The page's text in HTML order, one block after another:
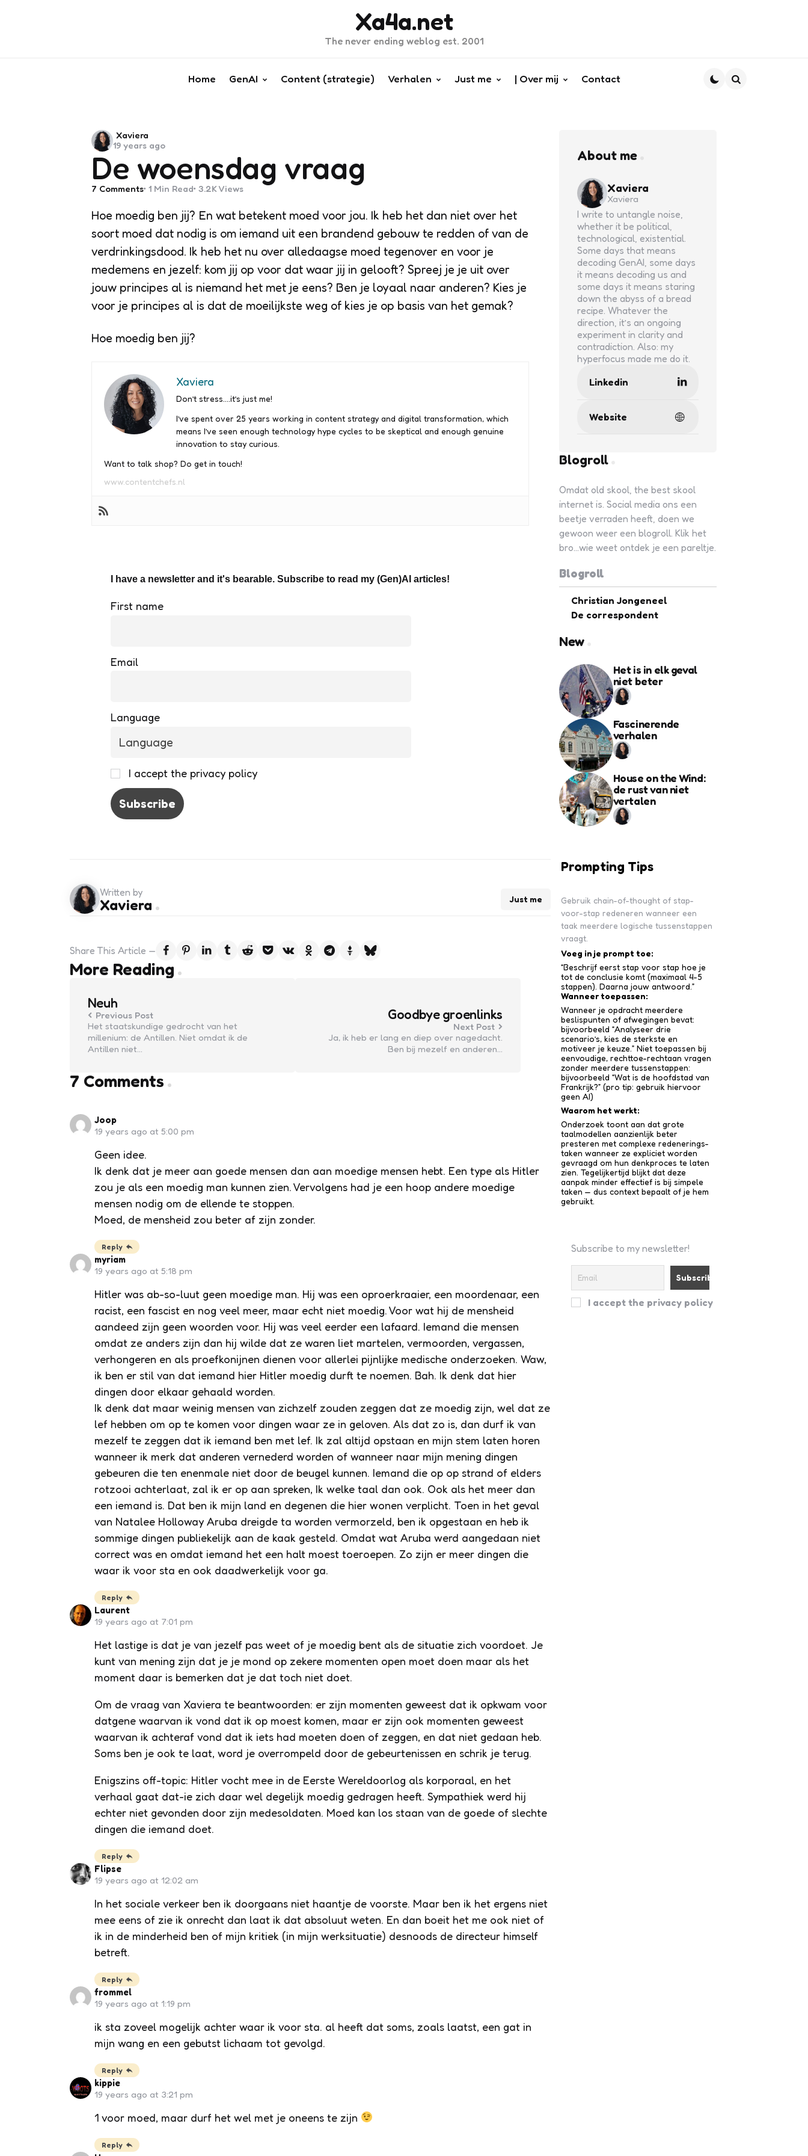
Xa4a.net
The never ending weblog est. 2001
Home GenAI Content (strategie) Verhalen Just me | Over mij Contact
De woensdag vraag
Posted
by
Xaviera
19 years ago
7 Comments 1 Min Read 3.2K Views
Hoe moedig ben jij? En wat betekent moed voor jou. Ik heb het dan niet over het
soort moed dat nodig is om iemand uit een brandend gebouw te redden of van de
verdrinkingsdood. Ik heb het nu over alledaagse moed tegenover en voor je
medemens en jezelf: kom jij op voor dat waar jij in gelooft? Spreej je je uit over
jouw principes al is niemand het met je eens? Ben je loyaal naar anderen? Kies je
voor je principes al is dat de moeilijkste weg of kies je op basis van het gemak?
Hoe moedig ben jij?
Xaviera
Don’t stress….it’s just me!
I’ve spent over 25 years working in content strategy and digital transformation, which
means I’ve seen enough technology hype cycles to be skeptical and enough genuine
innovation to stay curious.
Want to talk shop? Do get in touch!
www.contentchefs.nl
I have a newsletter and it's bearable. Subscribe to read my (Gen)AI articles!
First name
Email
Language
I accept the privacy policy
Just me
Written by
Xaviera
Share This Article
More Reading
Post
navigation
Neuh
Previous Post
Het staatskundige gedrocht van het
millenium: de Antillen. Niet omdat ik de
Antillen niet…
Goodbye groenlinks
Next Post
Ja, ik heb er lang en diep over nagedacht.
Ben bij mezelf en anderen…
7 Comments
Joop
19 years ago at 5:00 pm
Geen idee.
Ik denk dat je meer aan goede mensen dan aan moedige mensen hebt. Een type als Hitler
zou je als een moedig man kunnen zien. Vervolgens had je een hoop andere moedige
mensen nodig om de ellende te stoppen.
Moed, de mensheid zou beter af zijn zonder.
Reply
myriam
19 years ago at 5:18 pm
Hitler was ab-so-luut geen moedige man. Hij was een oproerkraaier, een moordenaar, een
racist, een fascist en nog veel meer, maar echt niet moedig. Voor wat hij de mensheid
aandeed zijn geen woorden voor. Hij was veel eerder een lafaard. Iemand die mensen
omdat ze anders zijn dan hij wilde dat ze waren liet martelen, vermoorden, vergassen,
verhongeren en als proefkonijnen dienen voor allerlei pijnlijke medische onderzoeken. Waw,
ik ben er stil van dat iemand hier Hitler moedig durft te noemen. Bah. Ik denk dat hier
dingen door elkaar gehaald worden.
Ik denk dat maar weinig mensen van zichzelf zouden zeggen dat ze moedig zijn, wel dat ze
lef hebben om op te komen voor dingen waar ze in geloven. Als dat zo is, dan durf ik van
mezelf te zeggen dat ik iemand ben met lef. Ik zal altijd opstaan en mijn stem laten horen
wanneer ik merk dat anderen vernederd worden of wanneer naar mijn mening dingen
gebeuren die ten enenmale niet door de beugel kunnen. Iemand die op op strand of elders
rotzooi achterlaat, zal ik er op aan spreken, Ik welke taal dan ook. Ook als het meer dan
een iemand is. Dat ben ik mijn land en degenen die hier wonen verplicht. Toen in het geval
van Natalee Holloway Aruba dreigde ta worden vermorzeld, ben ik opgestaan en heb ik
sommige dingen publiekelijk aan de kaak gesteld. Omdat wat Aruba werd aangedaan niet
correct was en omdat iemand het een halt moest toeroepen. Zo zijn er meer dingen die
waar ik voor sta en ook daadwerkelijk voor ga.
Reply
Laurent
19 years ago at 7:01 pm
Het lastige is dat je van jezelf pas weet of je moedig bent als de situatie zich voordoet. Je
kunt van mening zijn dat je je mond op zekere momenten open moet doen maar als het
moment daar is bemerken dat je dat toch niet doet.
Om de vraag van Xaviera te beantwoorden: er zijn momenten geweest dat ik opkwam voor
datgene waarvan ik vond dat ik op moest komen, maar er zijn ook momenten geweest
waarvan ik achteraf vond dat ik iets had moeten doen of zeggen, en dat niet gedaan heb.
Soms ben je ook te laat, word je overrompeld door de gebeurtenissen en schrik je terug.
Enigszins off-topic: Hitler vocht mee in de Eerste Wereldoorlog als korporaal, en het
verhaal gaat dat-ie zich daar wel degelijk moedig gedragen heeft. Sympathiek werd hij
echter niet gevonden door zijn medesoldaten. Moed kan los staan van de goede of slechte
dingen die iemand doet.
Reply
Flipse
19 years ago at 12:02 am
In het sociale verkeer ben ik doorgaans niet haantje de voorste. Maar ben ik het ergens niet
mee eens of zie ik onrecht dan laat ik dat absoluut weten. En dan boeit het me ook niet of
ik in de minderheid ben of mijn kritiek (in mijn werksituatie) desnoods de directeur himself
betreft.
Reply
frommel
19 years ago at 1:19 pm
ik sta zoveel mogelijk achter waar ik voor sta. al heeft dat soms, zoals laatst, een gat in
mijn wang en een gebutst lichaam tot gevolgd.
Reply
kippie
19 years ago at 3:21 pm
1 voor moed, maar durf het wel met je oneens te zijn
Reply
About me
Xaviera
Xaviera
I write to untangle noise,
whether it be political,
technological, existential.
Some days that means
decoding GenAI, some days
it means decoding us and
some days it means staring
down the abyss of a bread
recipe. Whatever the
direction, it’s an ongoing
experiment in clarity and
contradiction. Also: my
hyperfocus made me do it.
Linkedin
Website
Blogroll
Omdat old skool, the best skool
internet is. Social media ons een
beetje verraden heeft, doen we
gewoon weer een blogroll. Klik het
bro...wie weet ontdek je een pareltje.
Blogroll
Christian Jongeneel
De correspondent
New
Het is in elk geval
niet beter
Fascinerende
verhalen
House on the Wind:
de rust van niet
vertalen
Prompting Tips
Gebruik chain-of-thought of stap-
voor-stap redeneren wanneer een
taak meerdere logische tussenstappen
vraagt.
Voeg in je prompt toe:
“Beschrijf eerst stap voor stap hoe je
tot de conclusie komt (maximaal 4-5
stappen). Daarna jouw antwoord.”
Wanneer toepassen:
Wanneer je opdracht meerdere
beslispunten of afwegingen bevat:
bijvoorbeeld “Analyseer drie
scenario’s, kies de sterkste en
motiveer je keuze.” Niet toepassen bij
eenvoudige, rechttoe-recht­aan vragen
zonder meerdere tussen­stappen:
bijvoorbeeld “Wat is de hoofdstad van
Frankrijk?” (pro tip: gebruik hiervoor
geen AI)
Waarom het werkt:
Onderzoek toont aan dat grote
taalmodellen aanzienlijk beter
presteren met complexe redenerings­
taken wanneer ze expliciet worden
gevraagd om hun denkproces te laten
zien. Tegelijkertijd blijkt dat deze
aanpak minder effectief is bij simpele
taken — dus context bepaalt of je hem
gebruikt.
Subscribe to my newsletter!
I accept the privacy policy